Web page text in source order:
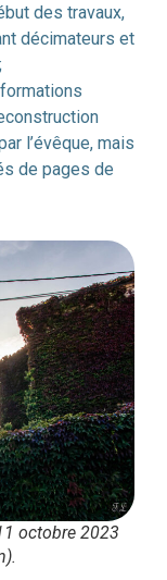
des travaux,
décimateurs et
l’évêque, mais
de pages de
octobre 2023